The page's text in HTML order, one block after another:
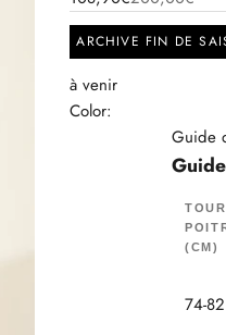
ARCHIVE FIN DE
à venir
Color:
Guide
(CM)
74-82